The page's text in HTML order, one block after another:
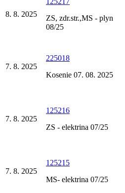
8. 8. 2025
ZS, zdr.str.,MS - plyn
08/25
7. 8. 2025
225018
Kosenie 07. 08. 2025
7. 8. 2025
125216
ZS - elektrina 07/25
7. 8. 2025
125215
MS- elektrina 07/25